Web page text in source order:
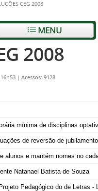
CEG 2008
MENU
2008
| Acessos: 9128
mínima de disciplinas
de reversão de
alunos e mantém nomes no
Natanael Batista de Souza
Pedagógico do de Letras